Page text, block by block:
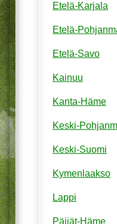
Etelä-Karjala
Etelä-
Etelä-Savo
Kainuu
Kanta-Häme
Keski-
Keski-Suomi
Kymenlaakso
Lappi
Päijät-Häme